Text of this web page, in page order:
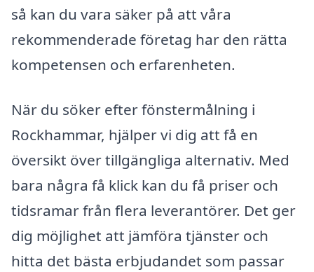
så kan du vara säker på att våra
rekommenderade företag har den rätta
kompetensen och erfarenheten.
När du söker efter fönstermålning i
Rockhammar, hjälper vi dig att få en
översikt över tillgängliga alternativ. Med
bara några få klick kan du få priser och
tidsramar från flera leverantörer. Det ger
dig möjlighet att jämföra tjänster och
hitta det bästa erbjudandet som passar